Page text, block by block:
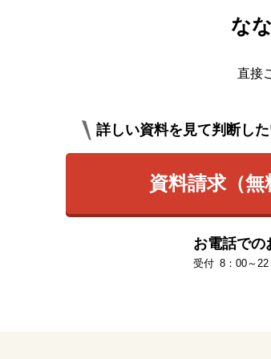
な
直接
詳しい資料を見て判断し
資料請求（無
お電話での
8：00～